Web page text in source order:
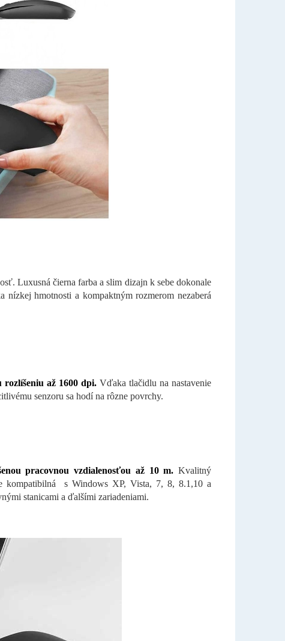
Luxusná čierna farba a slim dizajn k sebe dokonale
hmotnosti a kompaktným rozmerom nezaberá
rozlíšeniu až 1600 dpi. Vďaka tlačidlu na nastavenie
senzoru sa hodí na rôzne povrchy.
pracovnou vzdialenosťou až 10 m. Kvalitný
kompatibilná s Windows XP, Vista, 7, 8, 8.1,10 a
stanicami a ďalšími zariadeniami.